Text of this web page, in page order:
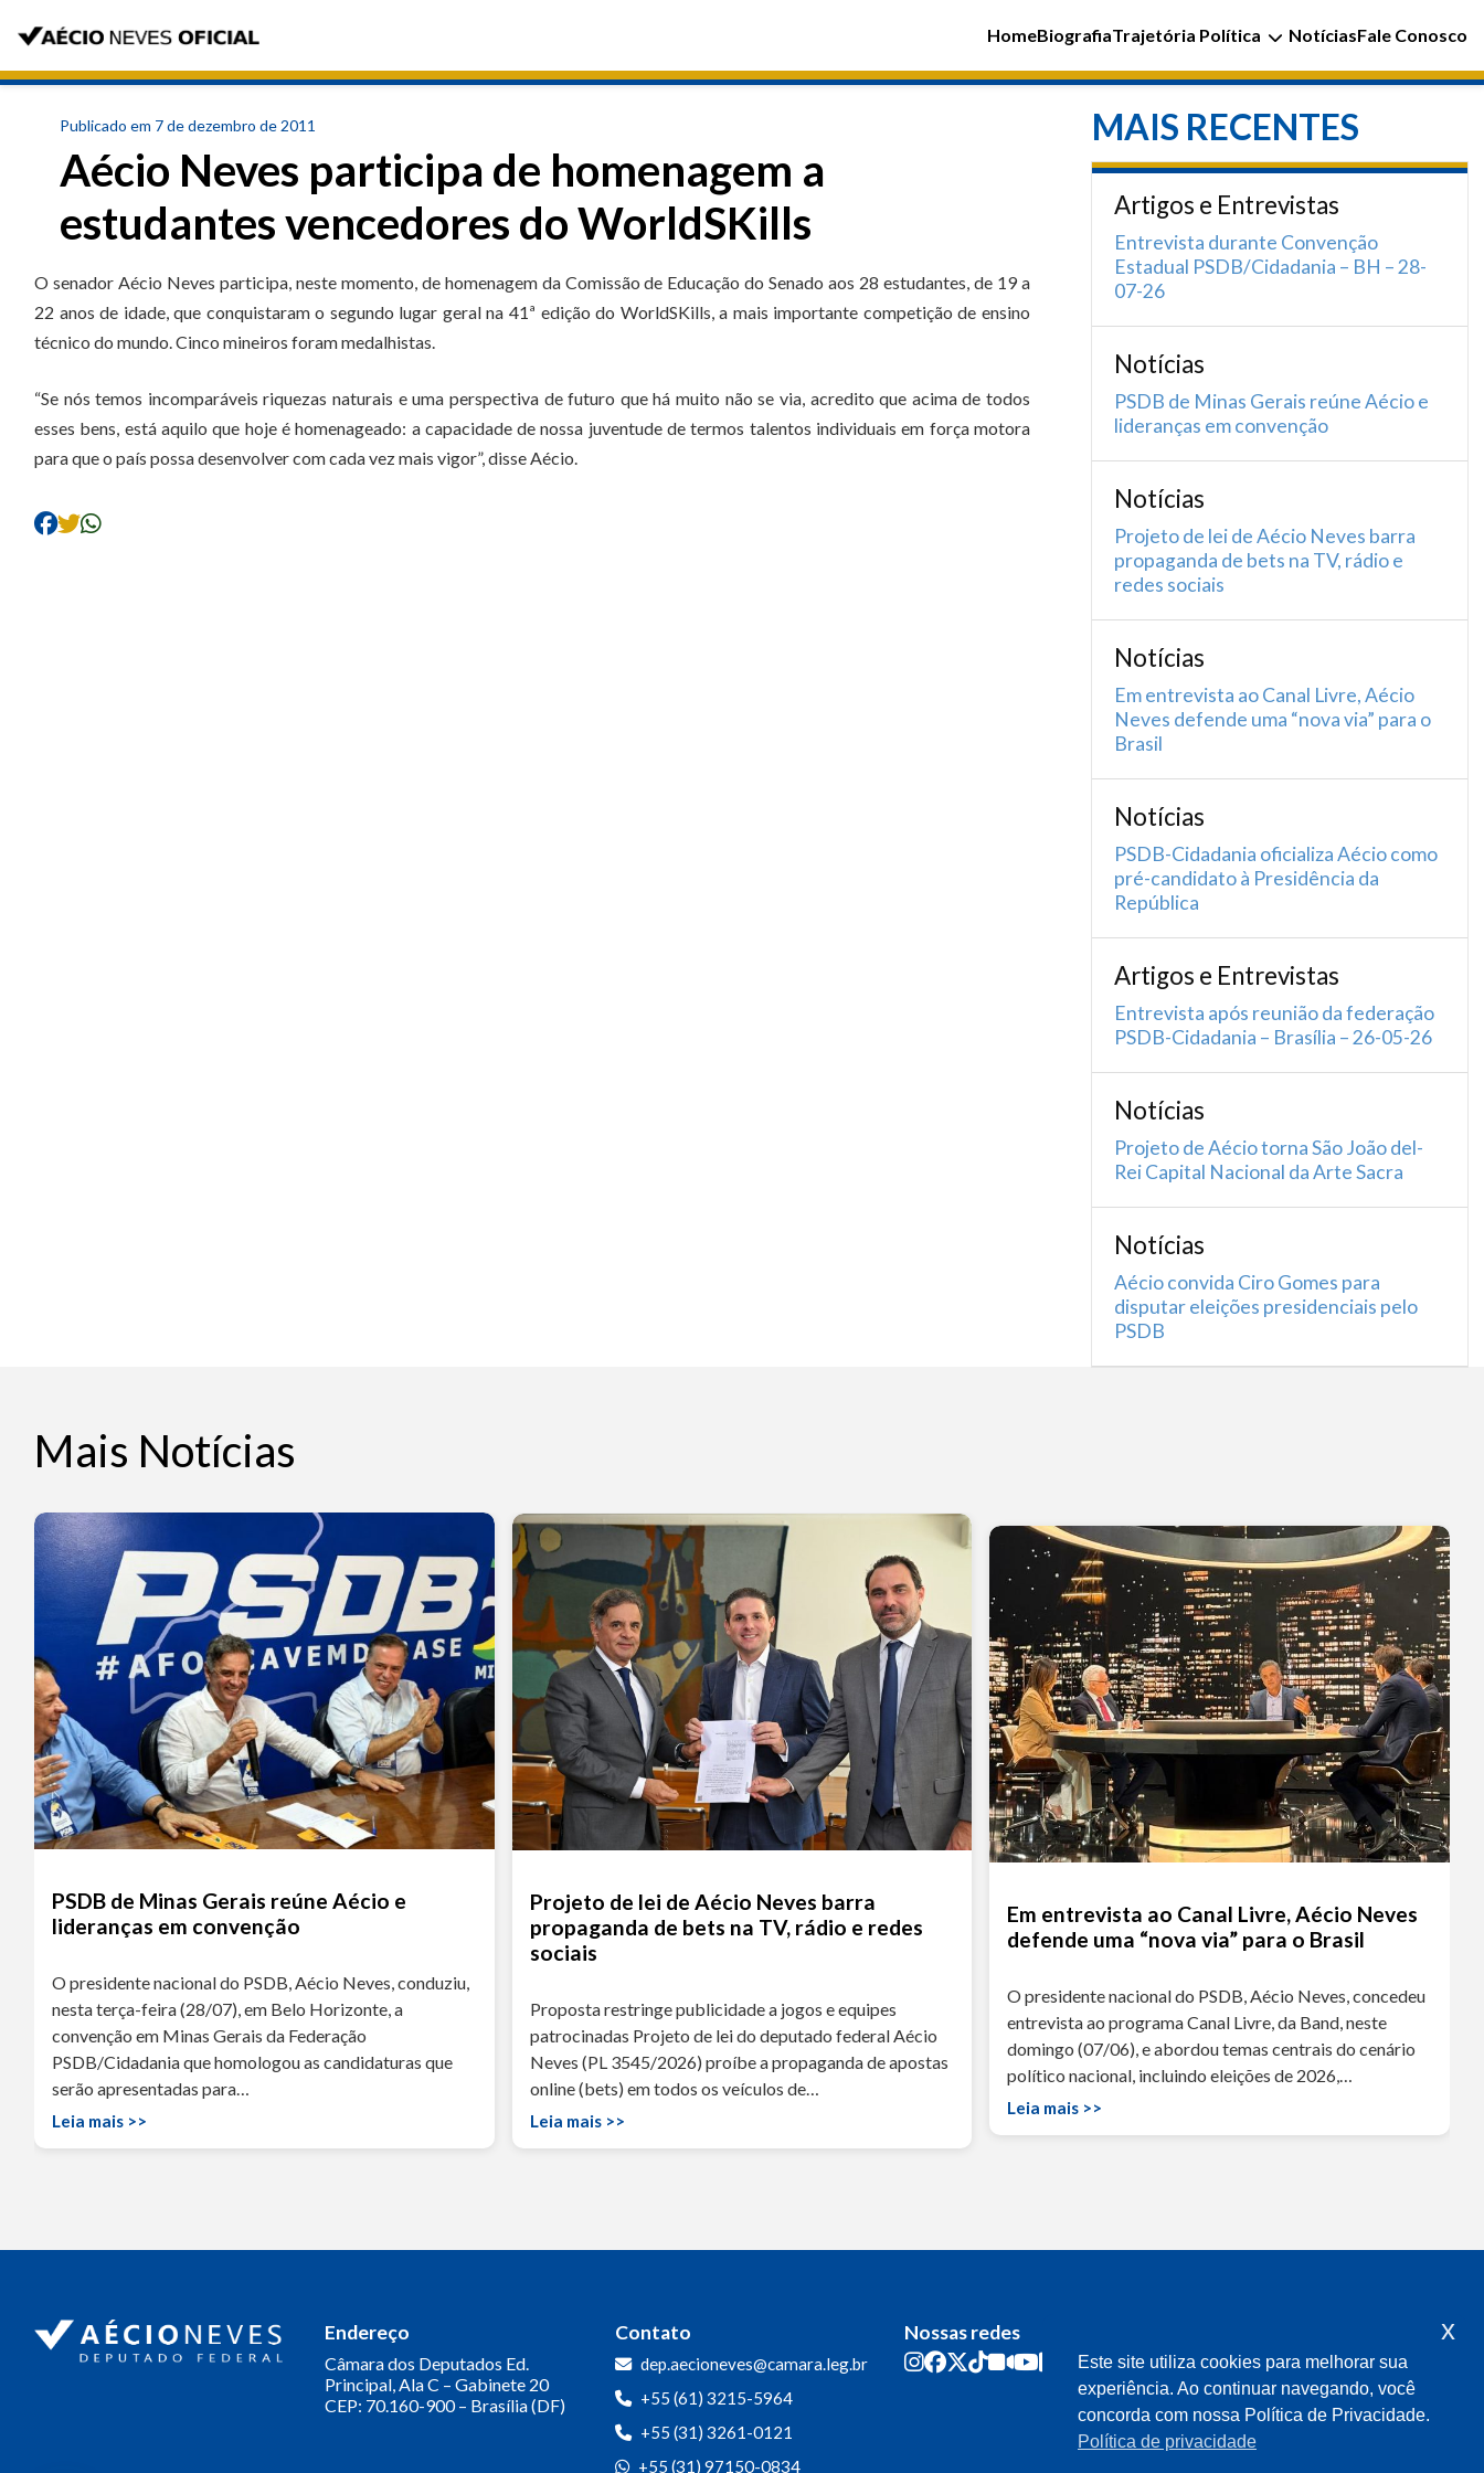
HomeBiografiaTrajetória Política NotíciasFale Conosco
Publicado em 7 de dezembro de 2011
Aécio Neves participa de homenagem a
estudantes vencedores do WorldSKills
O senador Aécio Neves participa, neste momento, de homenagem da Comissão de Educação do Senado aos 28 estudantes, de 19 a
22 anos de idade, que conquistaram o segundo lugar geral na 41ª edição do WorldSKills, a mais importante competição de ensino
técnico do mundo. Cinco mineiros foram medalhistas.
“Se nós temos incomparáveis riquezas naturais e uma perspectiva de futuro que há muito não se via, acredito que acima de todos
esses bens, está aquilo que hoje é homenageado: a capacidade de nossa juventude de termos talentos individuais em força motora
para que o país possa desenvolver com cada vez mais vigor”, disse Aécio.
MAIS RECENTES
Artigos e Entrevistas
Entrevista durante Convenção
Estadual PSDB/Cidadania – BH – 28-
07-26
Notícias
PSDB de Minas Gerais reúne Aécio e
lideranças em convenção
Notícias
Projeto de lei de Aécio Neves barra
propaganda de bets na TV, rádio e
redes sociais
Notícias
Em entrevista ao Canal Livre, Aécio
Neves defende uma “nova via” para o
Brasil
Notícias
PSDB-Cidadania oficializa Aécio como
pré-candidato à Presidência da
República
Artigos e Entrevistas
Entrevista após reunião da federação
PSDB-Cidadania – Brasília – 26-05-26
Notícias
Projeto de Aécio torna São João del-
Rei Capital Nacional da Arte Sacra
Notícias
Aécio convida Ciro Gomes para
disputar eleições presidenciais pelo
PSDB
Mais Notícias
PSDB de Minas Gerais reúne Aécio e
lideranças em convenção
O presidente nacional do PSDB, Aécio Neves, conduziu,
nesta terça-feira (28/07), em Belo Horizonte, a
convenção em Minas Gerais da Federação
PSDB/Cidadania que homologou as candidaturas que
serão apresentadas para…
Leia mais >>
Projeto de lei de Aécio Neves barra
propaganda de bets na TV, rádio e redes
sociais
Proposta restringe publicidade a jogos e equipes
patrocinadas Projeto de lei do deputado federal Aécio
Neves (PL 3545/2026) proíbe a propaganda de apostas
online (bets) em todos os veículos de…
Leia mais >>
Em entrevista ao Canal Livre, Aécio Neves
defende uma “nova via” para o Brasil
O presidente nacional do PSDB, Aécio Neves, concedeu
entrevista ao programa Canal Livre, da Band, neste
domingo (07/06), e abordou temas centrais do cenário
político nacional, incluindo eleições de 2026,…
Leia mais >>
Endereço
Câmara dos Deputados Ed.
Principal, Ala C – Gabinete 20
CEP: 70.160-900 – Brasília (DF)
Contato
dep.aecioneves@camara.leg.br
+55 (61) 3215-5964
+55 (31) 3261-0121
+55 (31) 97150-0834
Nossas redes
Este site utiliza cookies para melhorar sua
experiência. Ao continuar navegando, você
concorda com nossa Política de Privacidade.
Política de privacidade
x